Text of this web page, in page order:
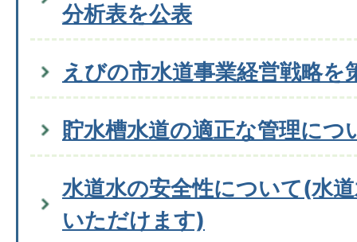
分析表を公表
えびの市水道事業経営戦略を
貯水槽水道の適正な管理につ
水道水の安全性について(水
いただけます)